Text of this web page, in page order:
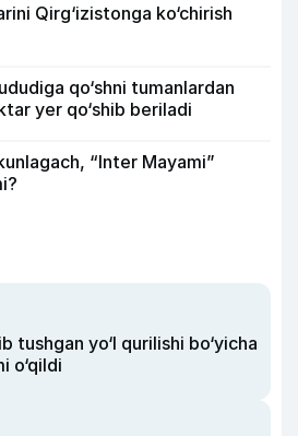
Qirg‘izistonga ko‘chirish
qo‘shni tumanlardan
yer qo‘shib beriladi
“Inter Mayami”
tushgan yo‘l qurilishi bo‘yicha
o‘qildi